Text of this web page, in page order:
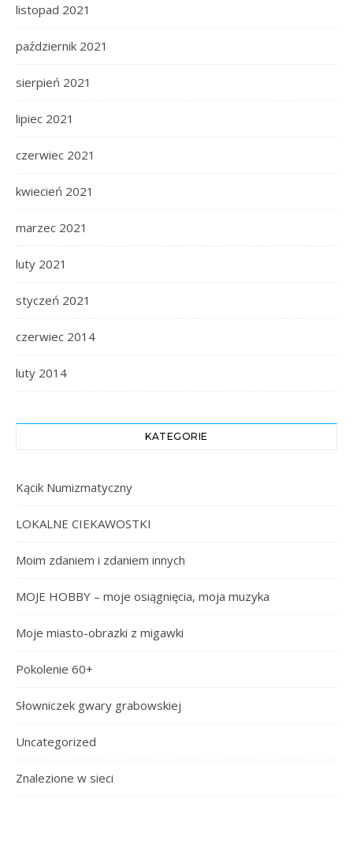
listopad 2021
październik 2021
sierpień 2021
lipiec 2021
czerwiec 2021
kwiecień 2021
marzec 2021
luty 2021
styczeń 2021
czerwiec 2014
luty 2014
KATEGORIE
Kącik Numizmatyczny
LOKALNE CIEKAWOSTKI
Moim zdaniem i zdaniem innych
MOJE HOBBY – moje osiągnięcia, moja muzyka
Moje miasto-obrazki z migawki
Pokolenie 60+
Słowniczek gwary grabowskiej
Uncategorized
Znalezione w sieci